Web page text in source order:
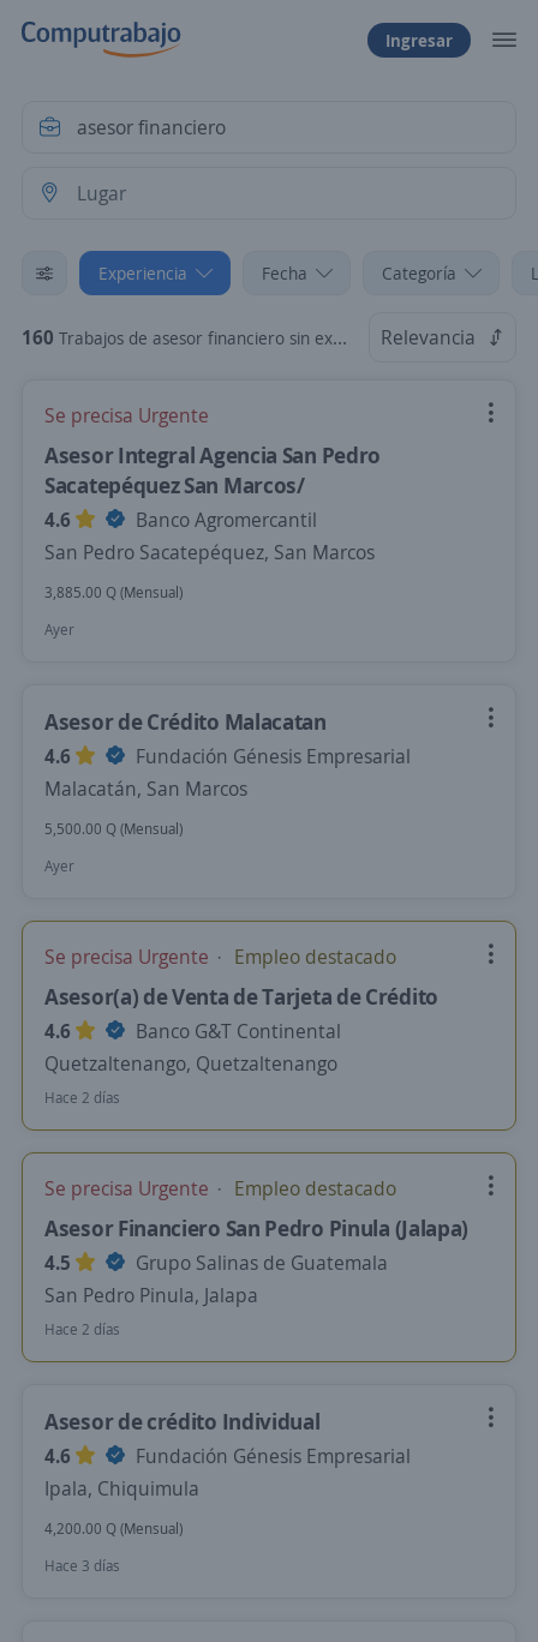
Ingresar
Experiencia Fecha Categoría
160 Trabajos de asesor financiero sin experiencia Relevancia
Se precisa Urgente
Asesor Integral Agencia San Pedro
Sacatepéquez San Marcos/
4.6
Banco Agromercantil
San Pedro Sacatepéquez, San Marcos
3,885.00 Q (Mensual)
Ayer
Asesor de Crédito Malacatan
4.6
Fundación Génesis Empresarial
Malacatán, San Marcos
5,500.00 Q (Mensual)
Ayer
Se precisa Urgente Empleo destacado
Asesor(a) de Venta de Tarjeta de Crédito
4.6
Banco G&T Continental
Quetzaltenango, Quetzaltenango
Hace 2 días
Se precisa Urgente Empleo destacado
Asesor Financiero San Pedro Pinula (Jalapa)
4.5
Grupo Salinas de Guatemala
San Pedro Pinula, Jalapa
Hace 2 días
Asesor de crédito Individual
4.6
Fundación Génesis Empresarial
Ipala, Chiquimula
4,200.00 Q (Mensual)
Hace 3 días